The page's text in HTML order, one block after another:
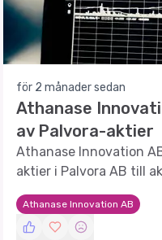
för 2 månader sedan
Athanase
av Palvora-aktier
Athanase Innovation
aktier i Palvora AB till
främja utvecklingen av
miljö.
Athanase Innovation AB